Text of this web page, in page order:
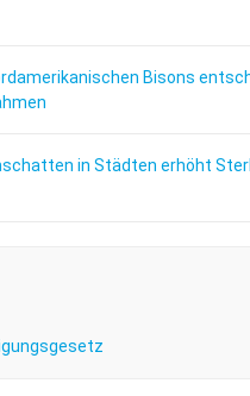
Bisons
in Städten erhöht